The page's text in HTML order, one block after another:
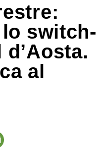
switch-
al